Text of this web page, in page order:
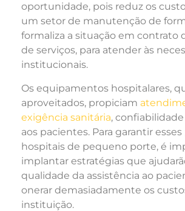
oportunidade, pois reduz os
um setor de manutenção de
formaliza a situação em contrato
de serviços, para atender às
institucionais.
Os equipamentos hospitalares,
aproveitados, propiciam
exigência sanitária,
aos pacientes. Para garantir
hospitais de pequeno porte, é
implantar estratégias que
qualidade da assistência ao
onerar demasiadamente os
instituição.